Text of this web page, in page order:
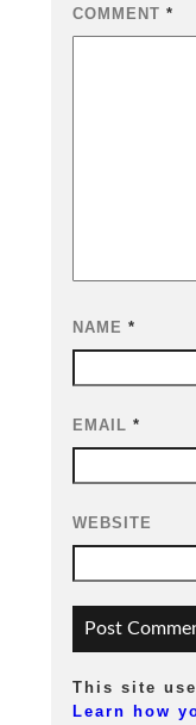
COMMENT *
NAME *
EMAIL *
WEBSITE
This site
Learn how